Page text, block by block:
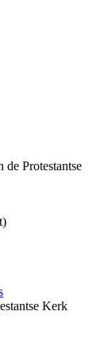
de Protestantse
Kerk